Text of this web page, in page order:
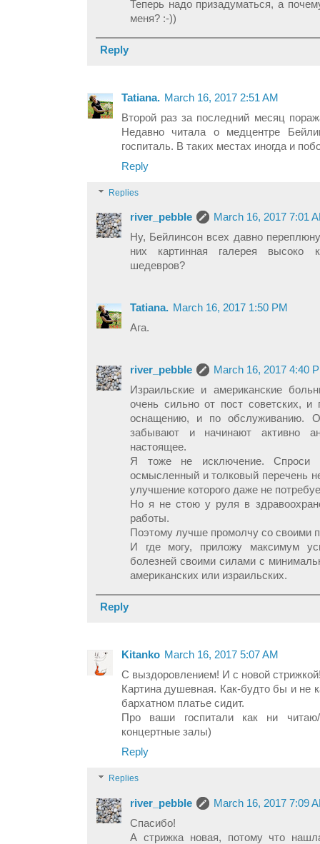
Теперь надо призадуматься, а
меня? :-))
Reply
Tatiana. March 16, 2017 2:51 AM
Второй раз за последний месяц
Недавно читала о медцентре
госпиталь. В таких местах иногда и
Reply
Replies
river_pebble
March 16, 2017 7:01
Ну, Бейлинсон всех давно
них картинная галерея высоко
шедевров?
Tatiana. March 16, 2017 1:50 PM
Ага.
river_pebble
March 16, 2017 4:40
Израильские и американские
очень сильно от пост советских,
оснащению, и по обслуживанию.
забывают и начинают активно
настоящее.
Я тоже не исключение.
осмысленный и толковый перечень
улучшение которого даже не
Но я не стою у руля в
работы.
Поэтому лучше промолчу со своими
И где могу, приложу максимум
болезней своими силами с
американских или израильских.
Reply
Kitanko March 16, 2017 5:07 AM
С выздоровлением! И с новой
Картина душевная. Как-будто бы и не
бархатном платье сидит.
Про ваши госпитали как ни
концертные залы)
Reply
Replies
river_pebble
March 16, 2017 7:09
Спасибо!
А стрижка новая, потому что